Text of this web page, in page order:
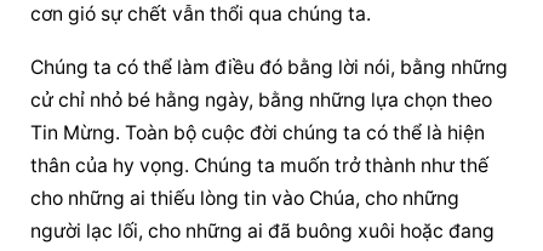
cơn gió sự chết vẫn thổi qua chúng ta.
Chúng ta có thể làm điều đó bằng lời nói, bằng những
cử chỉ nhỏ bé hằng ngày, bằng những lựa chọn theo
Tin Mừng. Toàn bộ cuộc đời chúng ta có thể là hiện
thân của hy vọng. Chúng ta muốn trở thành như thế
cho những ai thiếu lòng tin vào Chúa, cho những
người lạc lối, cho những ai đã buông xuôi hoặc đang